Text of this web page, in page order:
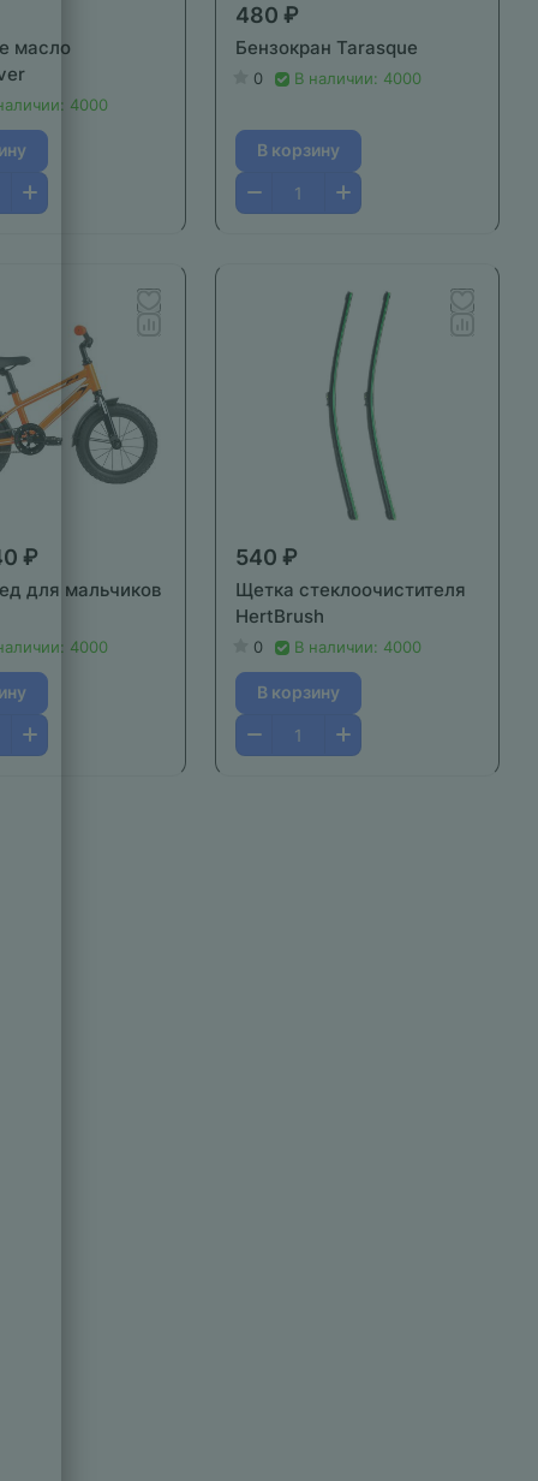
масло
4000
480 ₽
Бензокран Tarasque
0 В наличии: 4000
В корзину
₽
для мальчиков
4000
540 ₽
Щетка стеклоочистителя
HertBrush
0 В наличии: 4000
В корзину